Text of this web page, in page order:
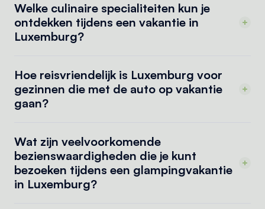
Welke culinaire specialiteiten kun je
ontdekken tijdens een vakantie in
Luxemburg?
Hoe reisvriendelijk is Luxemburg voor
gezinnen die met de auto op vakantie
gaan?
Wat zijn veelvoorkomende
bezienswaardigheden die je kunt
bezoeken tijdens een glampingvakantie
in Luxemburg?